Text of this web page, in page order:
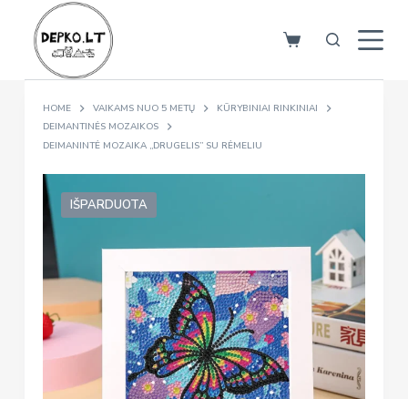
HOME VAIKAMS NUO 5 METŲ
KŪRYBINIAI RINKINIAI
DEIMANTINĖS MOZAIKOS
DEIMANINTĖ MOZAIKA „DRUGELIS” SU RĖMELIU
IŠPARDUOTA